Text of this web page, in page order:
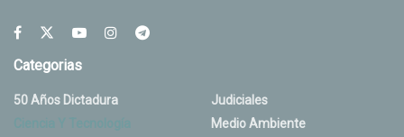
Categorias
50 Años Dictadura
Judiciales
Medio Ambiente